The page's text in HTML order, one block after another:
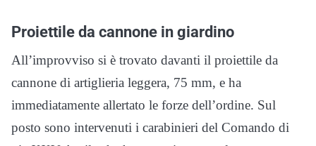
Proiettile da cannone in giardino
All’improvviso si è trovato davanti il proiettile da
cannone di artiglieria leggera, 75 mm, e ha
immediatamente allertato le forze dell’ordine. Sul
posto sono intervenuti i carabinieri del Comando di